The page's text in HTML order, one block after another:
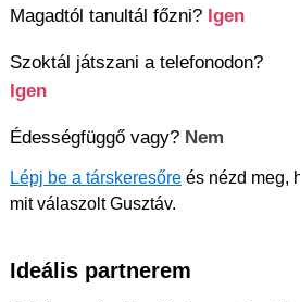
Magadtól tanultál főzni? Igen
Szoktál játszani a telefonodon?
Igen
Édességfüggő vagy? Nem
Lépj be a társkeresőre és nézd meg,
mit válaszolt Gusztáv.
Ideális partnerem